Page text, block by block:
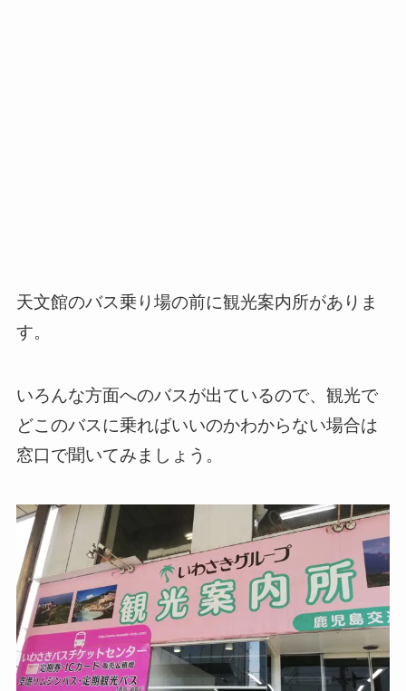
天文館のバス乗り場の前に観光案内所がありま
す。
いろんな方面へのバスが出ているので、観光で
どこのバスに乗ればいいのかわからない場合は
窓口で聞いてみましょう。